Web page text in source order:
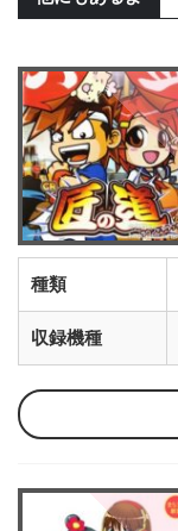
種類
収録機種